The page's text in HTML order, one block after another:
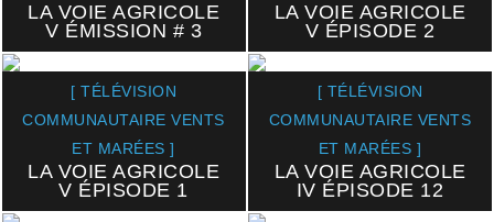
LA VOIE AGRICOLE
V ÉMISSION # 3
LA VOIE AGRICOLE
V ÉPISODE 2
[ TÉLÉVISION
COMMUNAUTAIRE VENTS
ET MARÉES ]
LA VOIE AGRICOLE
V ÉPISODE 1
[ TÉLÉVISION
COMMUNAUTAIRE VENTS
ET MARÉES ]
LA VOIE AGRICOLE
IV ÉPISODE 12